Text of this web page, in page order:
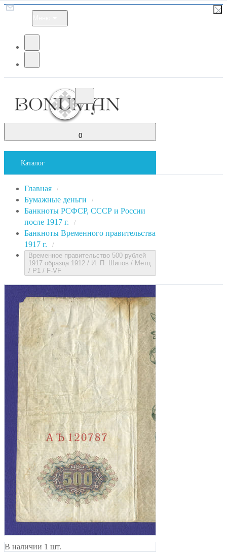
0
Каталог
Главная /
Бумажные деньги /
Банкноты РСФСР, СССР и России
после 1917 г.
/
Банкноты Временного правительства
1917 г.
/
Временное правительство 500 рублей
1917 образца 1912 / И. П. Шипов / Метц
/ Р1 / F-VF
В наличии 1 шт.